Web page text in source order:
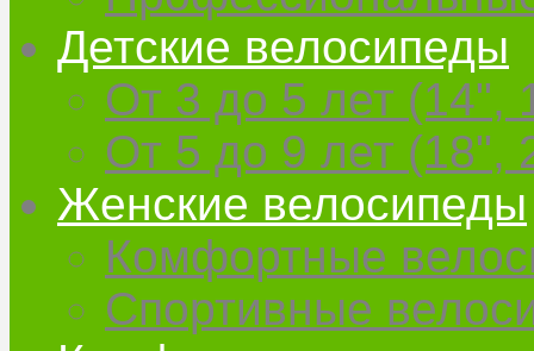
Детские велосипеды
От 3 до 5 лет (14",
От 5 до 9 лет (18",
Женские велосипеды
Комфортные
Спортивные